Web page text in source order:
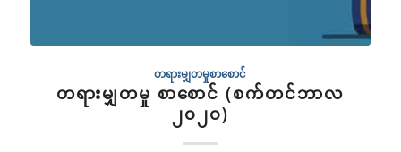
တရားမျှတမှုစာစောင်
တရားမျှတမှု စာစောင် (စက်တင်ဘာလ
၂၀၂၀)